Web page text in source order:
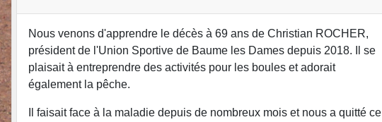
Nous venons d'apprendre le décès à 69 ans de Christian ROCHER,
président de l'Union Sportive de Baume les Dames depuis 2018. Il se
plaisait à entreprendre des activités pour les boules et adorait
également la pêche.
Il faisait face à la maladie depuis de nombreux mois et nous a quitté ce